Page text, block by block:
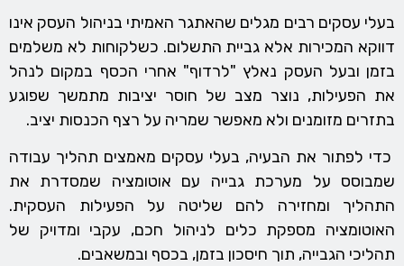
בעלי עסקים רבים מגלים שהאתגר האמיתי בניהול העסק אינו
דווקא המכירות אלא גביית התשלום. כשלקוחות לא משלמים
בזמן ובעל העסק נאלץ "לרדוף" אחרי הכסף במקום לנהל
את הפעילות, נוצר מצב של חוסר יציבות מתמשך שפוגע
בתזרים מזומנים ולא מאפשר שמריה על רצף הכנסות יציב.
כדי לפתור את הבעיה, בעלי עסקים מאמצים תהליך עבודה
שמבוסס על מערכת גבייה עם אוטומציה שמסדרת את
התהליך ומחזירה להם שליטה על הפעילות העסקית.
האוטומציה מספקת כלים לניהול חכם, עקבי ומדויק של
תהליכי הגבייה, תוך חיסכון בזמן, בכסף ובמשאבים.